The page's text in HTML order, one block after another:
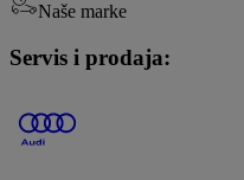
Naše marke
Servis i prodaja: